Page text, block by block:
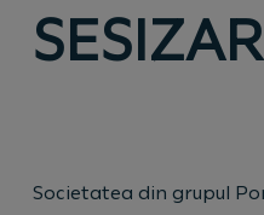
Societatea din grupul